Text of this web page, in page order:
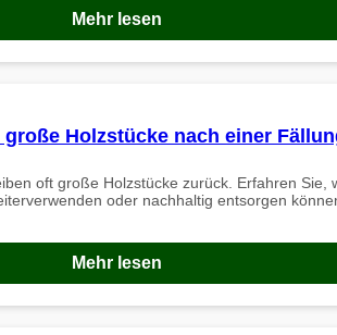
Mehr lesen
Holzstücke nach einer
oft große Holzstücke zurück. Erfahren Sie,
oder nachhaltig entsorgen
Mehr lesen